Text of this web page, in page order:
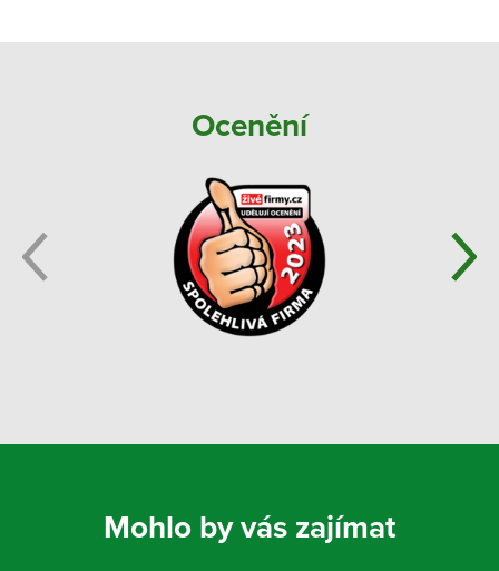
Ocenění
Mohlo by vás zajímat